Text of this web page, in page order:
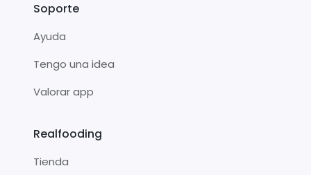
Soporte
Ayuda
Tengo una idea
Valorar app
Realfooding
Tienda